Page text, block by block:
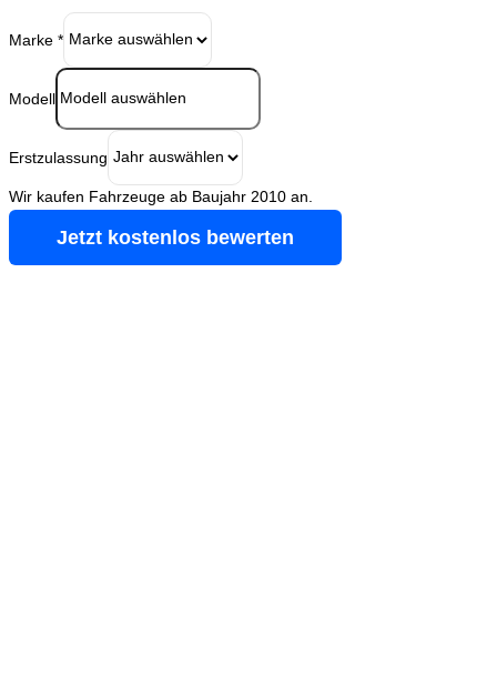
Marke *
Modell
Erstzulassung
Wir kaufen Fahrzeuge ab Baujahr 2010 an.
Jetzt kostenlos bewerten